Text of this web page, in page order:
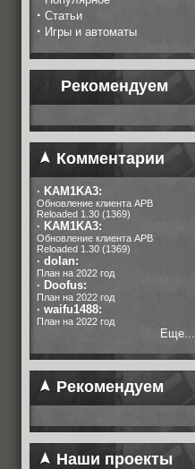
· Статьи
· Игры и автоматы
Рекомендуем
Комментарии
· KAM1KA3:
Обновление клиента APB
Reloaded 1.30 (1369)
· KAM1KA3:
Обновление клиента APB
Reloaded 1.30 (1369)
· dolan:
План на 2022 год
· Doofus:
План на 2022 год
· waifu1488:
План на 2022 год
Еще...
Рекомендуем
Наши проекты